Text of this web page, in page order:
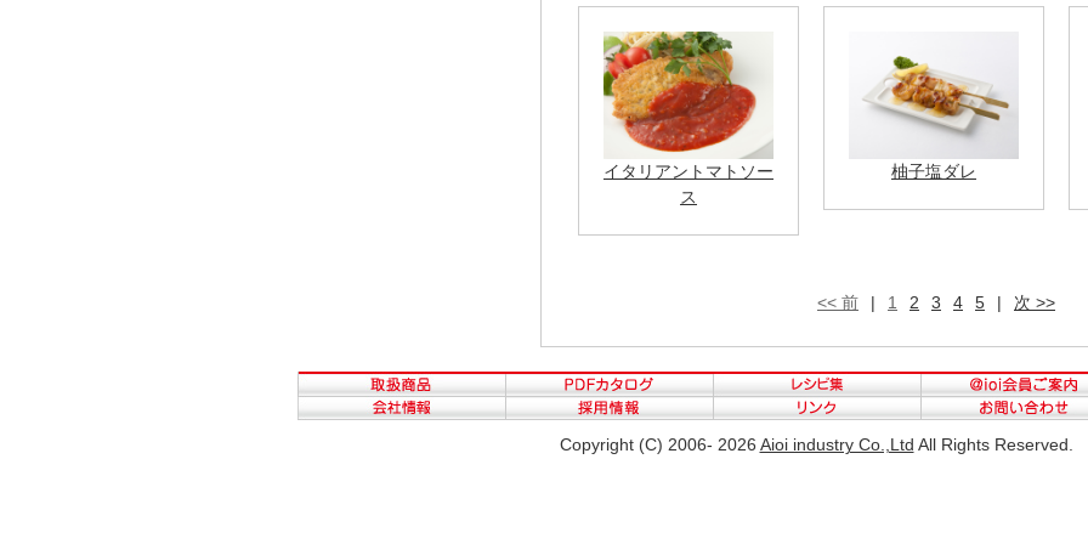
イタリアントマトソー
ス
柚子塩ダレ
<< 前 1 2 3 4 5 次 >>
Copyright (C) 2006- 2026 Aioi industry Co.,Ltd All Rights Reserved.